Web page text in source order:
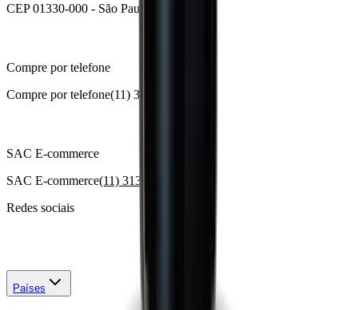
CEP 01330-000 - São Paulo - SP
Compre por telefone
Compre por telefone(11) 3174-1000
SAC E-commerce
SAC E-commerce(11) 3130-4646
Redes sociais
Países